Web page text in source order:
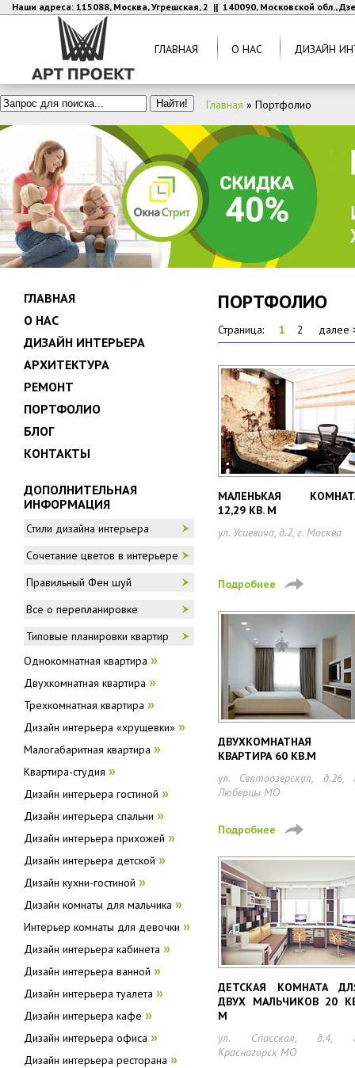
Наши адреса: 115088, Москва, Угрешская, 2 || 140090, Московской обл.,
ГЛАВНАЯ О НАС ДИЗАЙН
Главная » Портфолио
ПОРТФОЛИО
Страница: 1 2 далее
МАЛЕНЬКАЯ
12,29 КВ. М
ул. Усиевича, д.2, г. Москва
Подробнее
ДВУХКОМНАТНАЯ
КВАРТИРА 60 КВ.М
ул. Святоозерская, д.26,
Люберцы МО
Подробнее
ДЕТСКАЯ КОМНАТА
ДВУХ МАЛЬЧИКОВ 20
М
ул. Спасская, д.4,
Красногорск МО
ГЛАВНАЯ
О НАС
ДИЗАЙН ИНТЕРЬЕРА
АРХИТЕКТУРА
РЕМОНТ
ПОРТФОЛИО
БЛОГ
КОНТАКТЫ
ДОПОЛНИТЕЛЬНАЯ
ИНФОРМАЦИЯ
Стили дизайна интерьера
Сочетание цветов в интерьере
Правильный Фен шуй
Все о перепланировке
Типовые планировки квартир
Однокомнатная квартира »
Двухкомнатная квартира »
Трехкомнатная квартира »
Дизайн интерьера «хрущевки» »
Малогабаритная квартира »
Квартира-студия »
Дизайн интерьера гостиной »
Дизайн интерьера спальни »
Дизайн интерьера прихожей »
Дизайн интерьера детской »
Дизайн кухни-гостиной »
Дизайн комнаты для мальчика »
Интерьер комнаты для девочки »
Дизайн интерьера кабинета »
Дизайн интерьера ванной »
Дизайн интерьера туалета »
Дизайн интерьера кафе »
Дизайн интерьера офиса »
Дизайн интерьера ресторана »